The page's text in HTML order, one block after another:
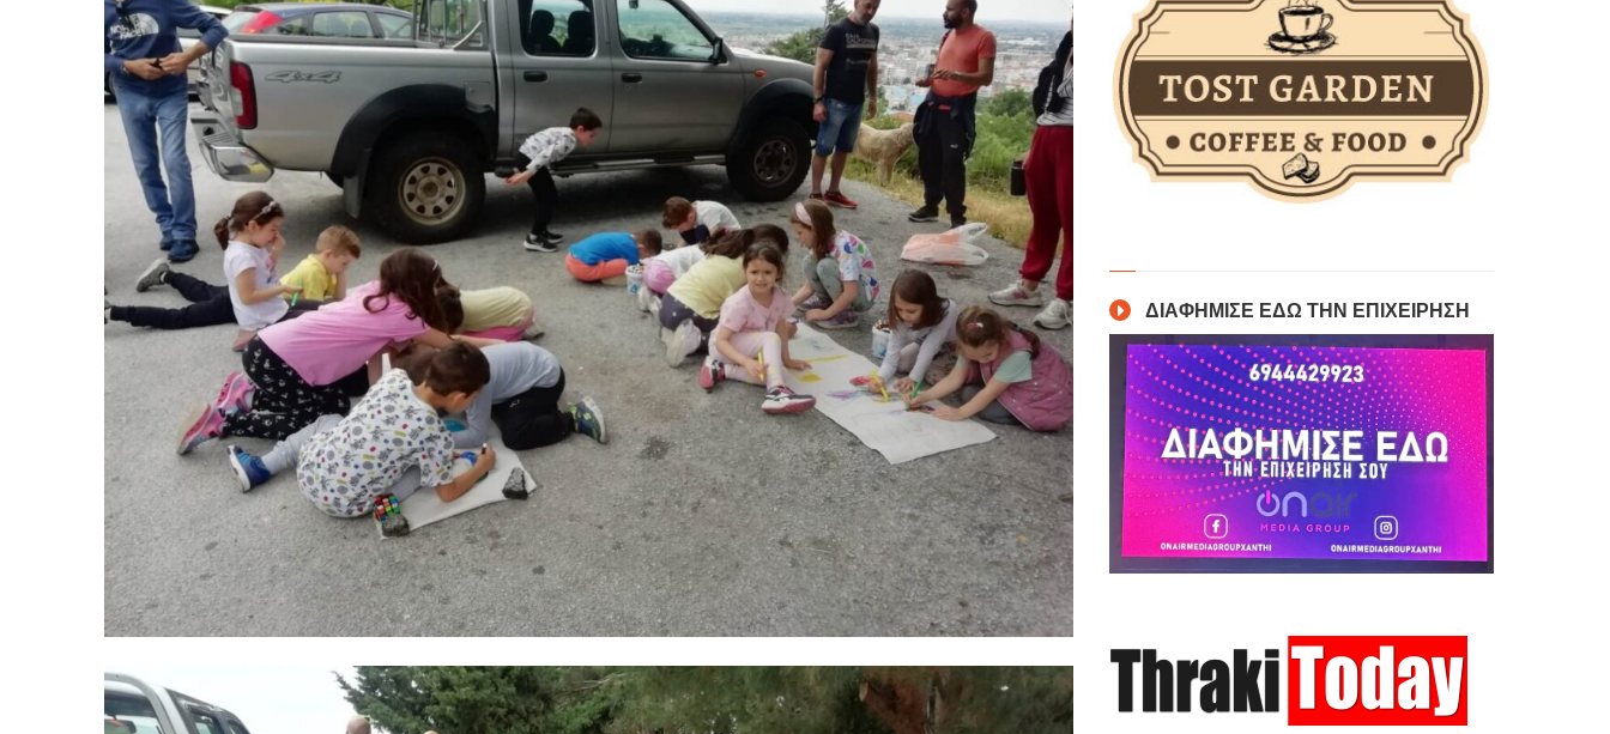
ΔΙΑΦΗΜΙΣΕ ΕΔΩ ΤΗΝ ΕΠΙΧΕΙΡΗΣΗ